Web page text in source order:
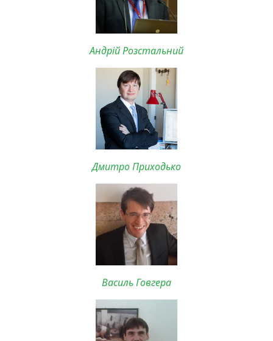
Андрій Розстальний
Дмитро Приходько
Василь Говгера